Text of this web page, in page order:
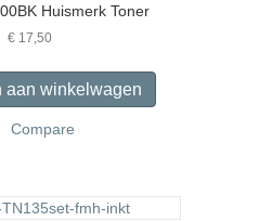
kan
op
de
Huismerk Toner
€17,50
aan winkelwagen
Compare